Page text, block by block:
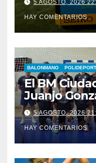
Relevo
5 AGOSTO, 2026
HAY COMENTARIOS
BALONMANO
El BM
Juanjo
fichajes:
González
5 AGOSTO, 2026
HAY COMENTARIOS